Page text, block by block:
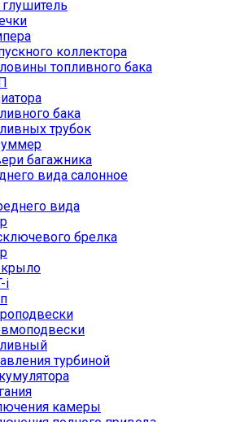
коллектора
топливного бака
бака
трубок
багажника
вида салонное
вида
брелка
крыло
i
турбиной
камеры